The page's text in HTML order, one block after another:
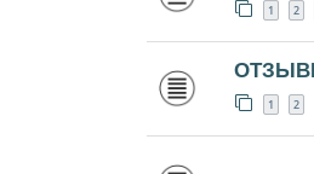
1 2
1 2